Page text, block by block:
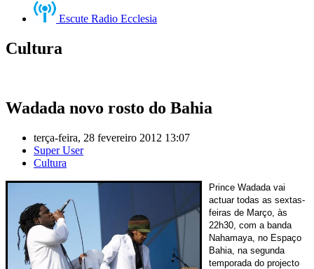
Escute Radio Ecclesia
Cultura
Wadada novo rosto do Bahia
terça-feira, 28 fevereiro 2012 13:07
Super User
Cultura
Prince Wadada vai
actuar todas as sextas-
feiras de Março, às
22h30, com a banda
Nahamaya, no Espaço
Bahia, na segunda
temporada do projecto